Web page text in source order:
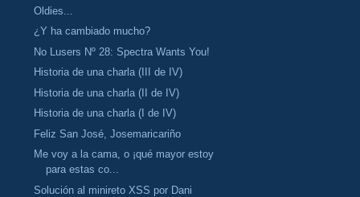
Oldies...
¿Y ha cambiado mucho?
No Lusers Nº 28: Spectra Wants You!
Historia de una charla (III de IV)
Historia de una charla (II de IV)
Historia de una charla (I de IV)
Feliz San José, Josemaricariño
Me voy a la cama, o ¡qué mayor estoy
para estas co...
Solución al minireto XSS por Dani